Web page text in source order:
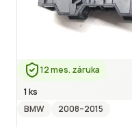
12 mes. záruka
1 ks
BMW
2008–2015